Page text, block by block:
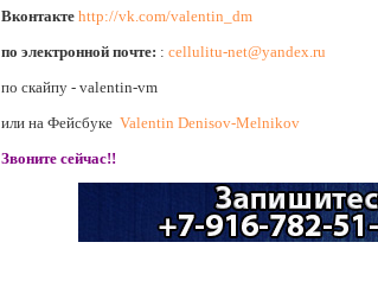
Вконтакте http://vk.com/valentin_dm
по электронной почте: : cellulitu-net@yandex.ru
по скайпу - valentin-vm
или на Фейсбуке Valentin Denisov-Melnikov
Звоните сейчас!!